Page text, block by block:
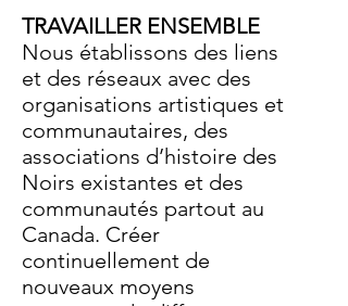
TRAVAILLER ENSEMBLE
Nous établissons des liens
et des réseaux avec des
organisations artistiques et
communautaires, des
associations d’histoire des
Noirs existantes et des
communautés partout au
Canada. Créer
continuellement de
nouveaux moyens